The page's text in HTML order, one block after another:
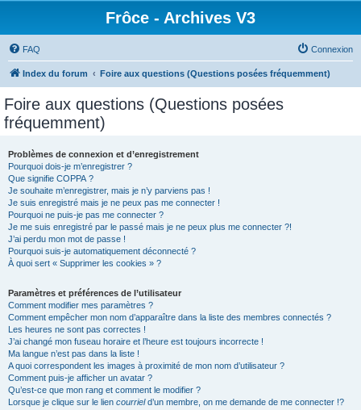
Frôce - Archives V3
FAQ Connexion
Index du forum Foire aux questions (Questions posées fréquemment)
Foire aux questions (Questions posées
fréquemment)
Problèmes de connexion et d’enregistrement
Pourquoi dois-je m’enregistrer ?
Que signifie COPPA ?
Je souhaite m’enregistrer, mais je n’y parviens pas !
Je suis enregistré mais je ne peux pas me connecter !
Pourquoi ne puis-je pas me connecter ?
Je me suis enregistré par le passé mais je ne peux plus me connecter ?!
J’ai perdu mon mot de passe !
Pourquoi suis-je automatiquement déconnecté ?
À quoi sert « Supprimer les cookies » ?
Paramètres et préférences de l’utilisateur
Comment modifier mes paramètres ?
Comment empêcher mon nom d’apparaître dans la liste des membres connectés ?
Les heures ne sont pas correctes !
J’ai changé mon fuseau horaire et l’heure est toujours incorrecte !
Ma langue n’est pas dans la liste !
A quoi correspondent les images à proximité de mon nom d’utilisateur ?
Comment puis-je afficher un avatar ?
Qu’est-ce que mon rang et comment le modifier ?
Lorsque je clique sur le lien courrield’un membre, on me demande de me connecter !?